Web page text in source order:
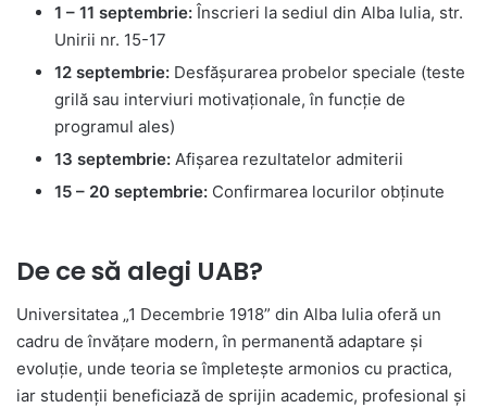
1 – 11 septembrie: Înscrieri la sediul din Alba Iulia, str.
Unirii nr. 15-17
12 septembrie: Desfășurarea probelor speciale (teste
grilă sau interviuri motivaționale, în funcție de
programul ales)
13 septembrie: Afișarea rezultatelor admiterii
15 – 20 septembrie: Confirmarea locurilor obținute
De ce să alegi UAB?
Universitatea „1 Decembrie 1918” din Alba Iulia oferă un
cadru de învățare modern, în permanentă adaptare și
evoluție, unde teoria se împletește armonios cu practica,
iar studenții beneficiază de sprijin academic, profesional și